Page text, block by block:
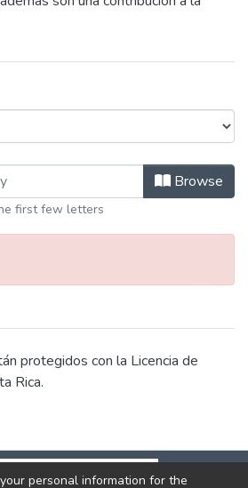
en laBrowse
first few letters
protegidos con la Licencia de
Rica.
personal information for the